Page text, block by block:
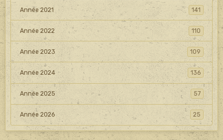
Année 2021 141
Année 2022 110
Année 2023 109
Année 2024 136
Année 2025 57
Année 2026 25